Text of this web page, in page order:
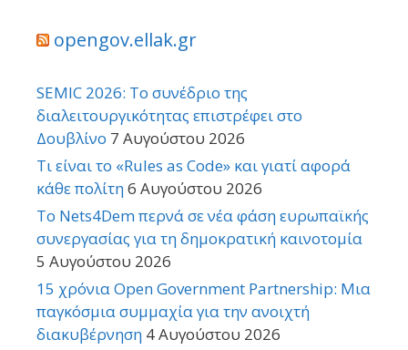
opengov.ellak.gr
SEMIC 2026: Το συνέδριο της
διαλειτουργικότητας επιστρέφει στο
Δουβλίνο 7 Αυγούστου 2026
Τι είναι το «Rules as Code» και γιατί αφορά
κάθε πολίτη6 Αυγούστου 2026
Το Nets4Dem περνά σε νέα φάση ευρωπαϊκής
συνεργασίας για τη δημοκρατική καινοτομία
5 Αυγούστου 2026
15 χρόνια Open Government Partnership: Μια
παγκόσμια συμμαχία για την ανοιχτή
διακυβέρνηση 4 Αυγούστου 2026